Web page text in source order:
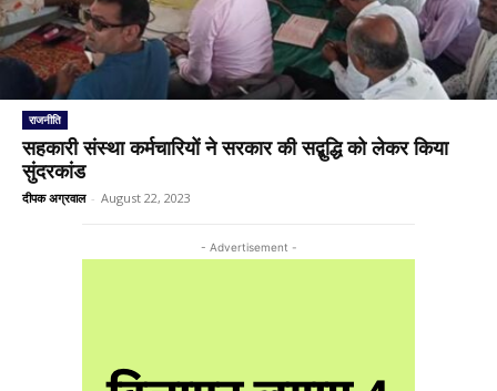
राजनीति
सहकारी संस्था कर्मचारियों ने सरकार की सद्बुद्धि को लेकर किया
सुंदरकांड
दीपक अग्रवाल - August 22, 2023
- Advertisement -